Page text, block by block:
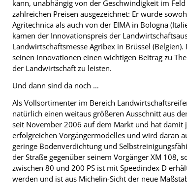
kann, unabhängig von der Geschwindigkeit im
zahlreichen Preisen ausgezeichnet: Er wurde
Agritechnica als auch von der EIMA in Bologna
kamen der Innovationspreis der
Landwirtschaftsmesse Agribex in Brüssel
seinen Innovationen einen wichtigen Beitrag zu
der Landwirtschaft zu leisten.
Und dann sind da noch …
Als Vollsortimenter im Bereich
natürlich einen weitaus größeren Ausschnitt aus
seit November 2006 auf dem Markt und hat damit
erfolgreichen Vorgängermodelles und wird daran
geringe Bodenverdichtung und
der Straße gegenüber seinem Vorgänger XM 108,
zwischen 80 und 200 PS ist mit Speedindex D
werden und ist aus Michelin-Sicht der neue